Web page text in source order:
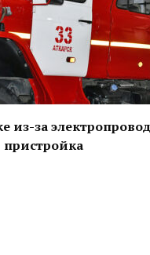
из-за
пристройка